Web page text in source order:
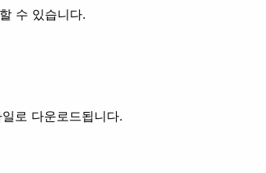
수 있습니다.
로 다운로드됩니다.